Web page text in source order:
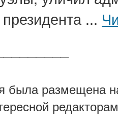
...
была размещена